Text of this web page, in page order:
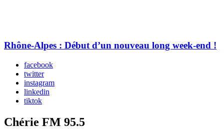
Rhône-Alpes : Début d’un nouveau long week-end !
facebook
twitter
instagram
linkedin
tiktok
Chérie FM 95.5